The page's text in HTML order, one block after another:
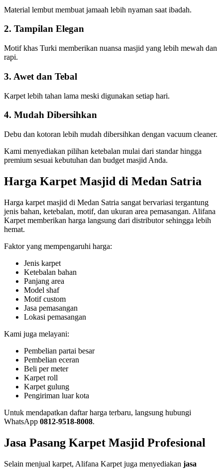
Material lembut membuat jamaah lebih nyaman saat ibadah.
2. Tampilan Elegan
Motif khas Turki memberikan nuansa masjid yang lebih mewah dan
rapi.
3. Awet dan Tebal
Karpet lebih tahan lama meski digunakan setiap hari.
4. Mudah Dibersihkan
Debu dan kotoran lebih mudah dibersihkan dengan vacuum cleaner.
Kami menyediakan pilihan ketebalan mulai dari standar hingga
premium sesuai kebutuhan dan budget masjid Anda.
Harga Karpet Masjid di Medan Satria
Harga karpet masjid di Medan Satria sangat bervariasi tergantung
jenis bahan, ketebalan, motif, dan ukuran area pemasangan. Alifana
Karpet memberikan harga langsung dari distributor sehingga lebih
hemat.
Faktor yang mempengaruhi harga:
Jenis karpet
Ketebalan bahan
Panjang area
Model shaf
Motif custom
Jasa pemasangan
Lokasi pemasangan
Kami juga melayani:
Pembelian partai besar
Pembelian eceran
Beli per meter
Karpet roll
Karpet gulung
Pengiriman luar kota
Untuk mendapatkan daftar harga terbaru, langsung hubungi
WhatsApp 0812-9518-8008.
Jasa Pasang Karpet Masjid Profesional
Selain menjual karpet, Alifana Karpet juga menyediakan jasa